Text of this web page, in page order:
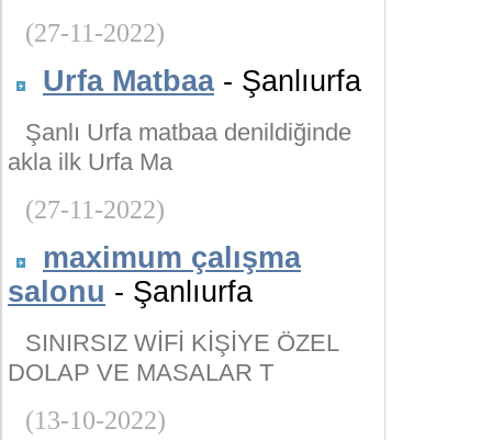
(27-11-2022)
Urfa Matbaa- Şanlıurfa
Şanlı Urfa matbaa denildiğinde
akla ilk Urfa Ma
(27-11-2022)
maximum çalışma
salonu - Şanlıurfa
SINIRSIZ WİFİ KİŞİYE ÖZEL
DOLAP VE MASALAR T
(13-10-2022)